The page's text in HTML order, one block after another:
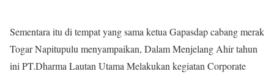
Sementara itu di tempat yang sama ketua Gapasdap cabang merak
Togar Napitupulu menyampaikan, Dalam Menjelang Ahir tahun
ini PT.Dharma Lautan Utama Melakukan kegiatan Corporate